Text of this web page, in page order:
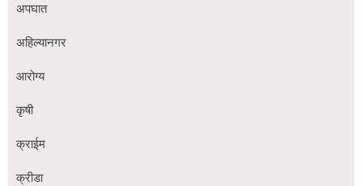
अपघात
अहिल्यानगर
आरोग्य
कृषी
क्राईम
क्रीडा